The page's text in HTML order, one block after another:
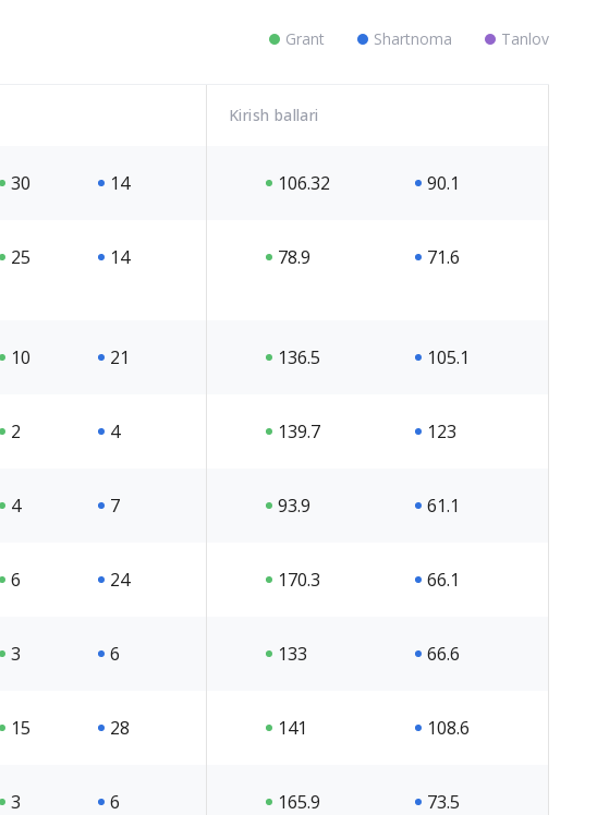
Grant Shartnoma Tanlov
Kirish ballari
30 14 106.32 90.1
25 14 78.9 71.6
10 21 136.5 105.1
2 4 139.7 123
4 7 93.9 61.1
6 24 170.3 66.1
3 6 133 66.6
15 28 141 108.6
3 6 165.9 73.5